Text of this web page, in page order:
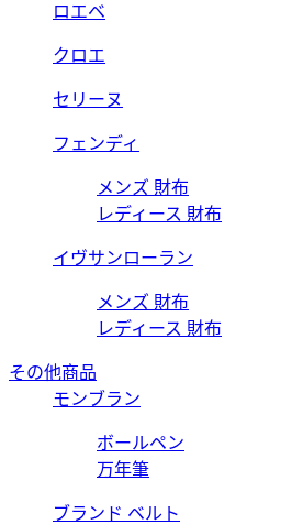
ロエベ
クロエ
セリーヌ
フェンディ
メンズ 財布
レディース 財布
イヴサンローラン
メンズ 財布
レディース 財布
その他商品
モンブラン
ボールペン
万年筆
ブランド ベルト